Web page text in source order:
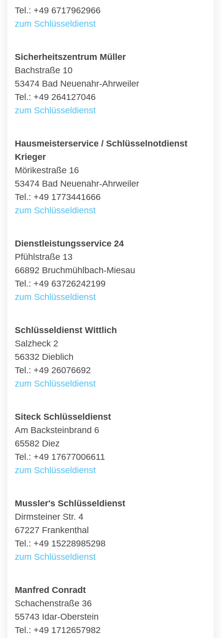
Tel.: +49 6717962966
zum Schlüsseldienst
Sicherheitszentrum Müller
Bachstraße 10
53474 Bad Neuenahr-Ahrweiler
Tel.: +49 264127046
zum Schlüsseldienst
Hausmeisterservice / Schlüsselnotdienst
Krieger
Mörikestraße 16
53474 Bad Neuenahr-Ahrweiler
Tel.: +49 1773441666
zum Schlüsseldienst
Dienstleistungsservice 24
Pfühlstraße 13
66892 Bruchmühlbach-Miesau
Tel.: +49 63726242199
zum Schlüsseldienst
Schlüsseldienst Wittlich
Salzheck 2
56332 Dieblich
Tel.: +49 26076692
zum Schlüsseldienst
Siteck Schlüsseldienst
Am Backsteinbrand 6
65582 Diez
Tel.: +49 17677006611
zum Schlüsseldienst
Mussler's Schlüsseldienst
Dirmsteiner Str. 4
67227 Frankenthal
Tel.: +49 15228985298
zum Schlüsseldienst
Manfred Conradt
Schachenstraße 36
55743 Idar-Oberstein
Tel.: +49 1712657982